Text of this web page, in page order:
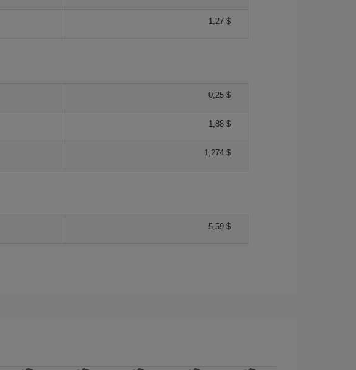
1,27 $
0,25 $
1,88 $
1,274 $
5,59 $